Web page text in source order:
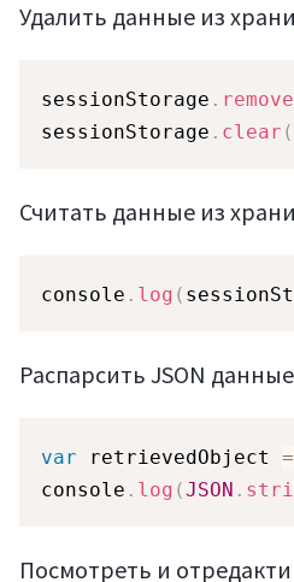
Удалить данные из
sessionStorage .
sessionStorage . clear (
Считать данные из
console . log (
Распарсить JSON
var retrievedObject =
console . log (JSON .
Посмотреть и